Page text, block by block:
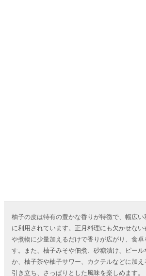
柚子の皮は特有の豊かな香りが特徴で、幅広
に利用されています。正月料理にも欠かせな
や煮物に少量加えるだけで香りが広がり、食卓
す。また、柚子みそや佃煮、砂糖漬け、ピー
か、柚子茶や柚子サワー、カクテルなどに加
引き立ち、さっぱりとした風味を楽しめます。